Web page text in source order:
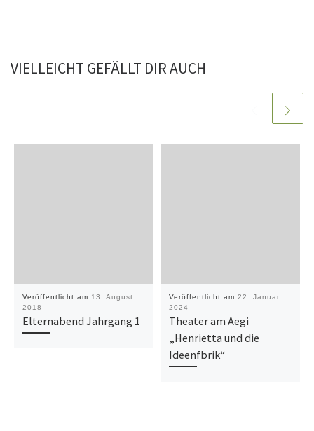
VIELLEICHT GEFÄLLT DIR AUCH
Veröffentlicht am 13. August
2018
Elternabend Jahrgang 1
Veröffentlicht am 22. Januar
2024
Theater am Aegi
„Henrietta und die
Ideenfbrik“